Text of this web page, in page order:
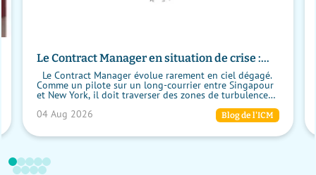
Le Contract Manager en situation de crise :
garder le cap malgré les turbulences
Le Contract Manager évolue rarement en ciel dégagé.
Comme un pilote sur un long-courrier entre Singapour
et New York, il doit traverser des zones de turbulence
04 Aug 2026 Blog de l'ICM